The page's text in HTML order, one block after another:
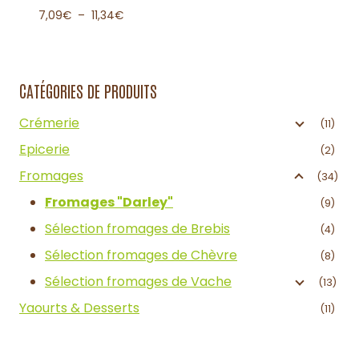
7,09€ – 11,34€
CATÉGORIES DE PRODUITS
Crémerie (11)
Epicerie (2)
Fromages (34)
Fromages "Darley" (9)
Sélection fromages de Brebis (4)
Sélection fromages de Chèvre (8)
Sélection fromages de Vache (13)
Yaourts & Desserts (11)